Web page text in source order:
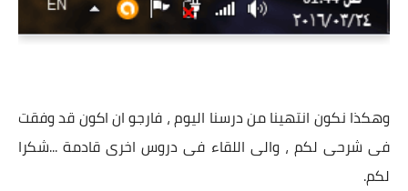
وهكذا نكون انتهينا من درسنا اليوم ، فارجو ان اكون قد وفقت
فى شرحى لكم ، والى اللقاء فى دروس اخرى قادمة ...شكرا
لكم.